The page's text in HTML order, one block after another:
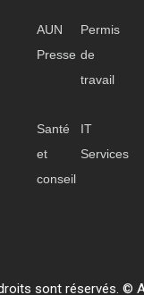
AUN
Presse
Permis
de
travail
Santé
et
conseil
IT
Services
sont réservés. ©